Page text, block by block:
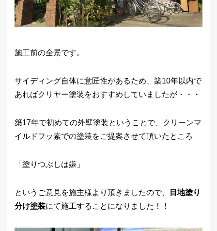
施工前の全景です。
サイディング自体に意匠性があるため、築10年以内で
あればクリヤー塗装をおすすめしていましたが・・・
築17年で初めての外壁塗装ということで、クリーンマ
イルドフッ素での塗装をご提案させて頂いたところ
「塗りつぶしは嫌」
というご意見を施主様より頂きましたので、
目地塗り
分け塗装にて施工することになりました！！